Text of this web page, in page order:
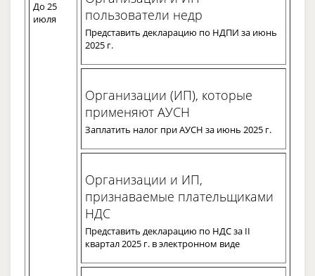
До 25
июля
пользователи недр
Представить декларацию по НДПИ за июнь
2025 г.
Организации (ИП), которые
применяют АУСН
Заплатить налог при АУСН за июнь 2025 г.
Организации и ИП,
признаваемые плательщиками
НДС
Представить декларацию по НДС за II
квартал 2025 г. в электронном виде